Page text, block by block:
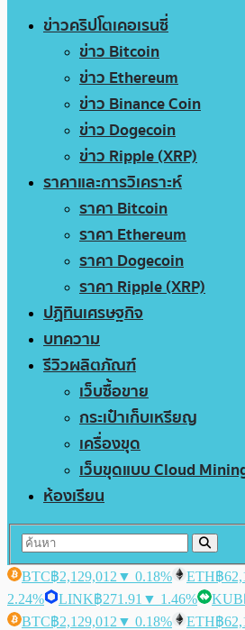
ข่าวคริปโตเคอเรนซี่
ข่าว Bitcoin
ข่าว Ethereum
ข่าว Binance Coin
ข่าว Dogecoin
ข่าว Ripple (XRP)
ราคาและการวิเคราะห์
ราคา Bitcoin
ราคา Ethereum
ราคา Dogecoin
ราคา Ripple (XRP)
ปฏิทินเศรษฐกิจ
บทความ
รีวิวผลิตภัณฑ์
เว็บซื้อขาย
กระเป๋าเก็บเหรียญ
เครื่องขุด
เว็บขุดแบบ Cloud
ห้องเรียน
BTC฿2,129,012 ▼ 0.18% ETH฿
2.24%
LINK฿271.91 ▼ 1.46% KUB
BTC฿2,129,012 ▼ 0.18% ETH฿